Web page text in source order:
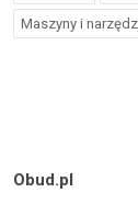
Maszyny i
Obud.pl